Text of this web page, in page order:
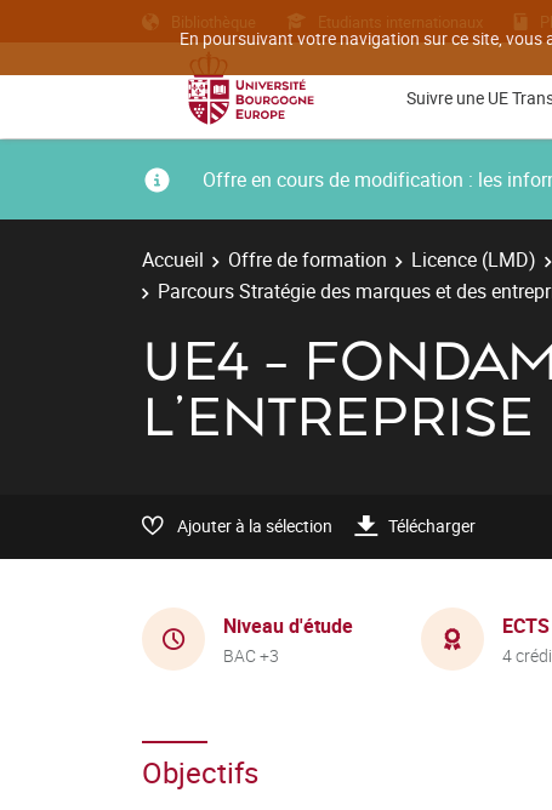
En poursuivant votre navigation sur ce site,
Bibliothèque Etudiants internationaux
Suivre une UE
Offre en cours de modification : les
Accueil Offre de formation Licence (LMD)
Parcours Stratégie des marques et des
UE4 -
L'ENTREPRISE
Ajouter à la sélection Télécharger
Niveau d'étude
BAC +3
ECTS
4
Objectifs